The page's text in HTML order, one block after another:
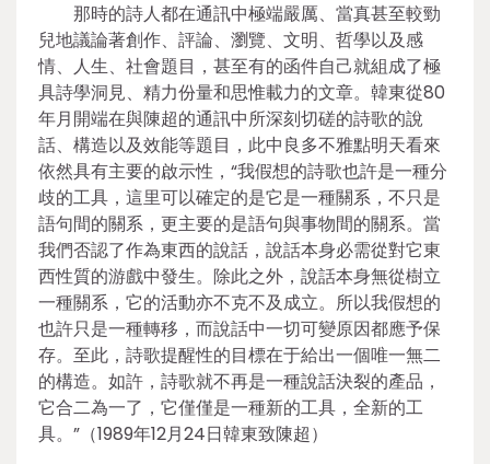
那時的詩人都在通訊中極端嚴厲、當真甚至較勁
兒地議論著創作、評論、瀏覽、文明、哲學以及感
情、人生、社會題目，甚至有的函件自己就組成了極
具詩學洞見、精力份量和思惟載力的文章。韓東從80
年月開端在與陳超的通訊中所深刻切磋的詩歌的說
話、構造以及效能等題目，此中良多不雅點明天看來
依然具有主要的啟示性，“我假想的詩歌也許是一種分
歧的工具，這里可以確定的是它是一種關系，不只是
語句間的關系，更主要的是語句與事物間的關系。當
我們否認了作為東西的說話，說話本身必需從對它東
西性質的游戲中發生。除此之外，說話本身無從樹立
一種關系，它的活動亦不克不及成立。所以我假想的
也許只是一種轉移，而說話中一切可變原因都應予保
存。至此，詩歌提醒性的目標在于給出一個唯一無二
的構造。如許，詩歌就不再是一種說話決裂的產品，
它合二為一了，它僅僅是一種新的工具，全新的工
具。”（1989年12月24日韓東致陳超）